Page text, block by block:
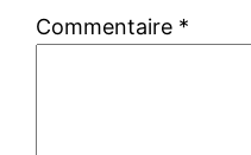
Commentaire *